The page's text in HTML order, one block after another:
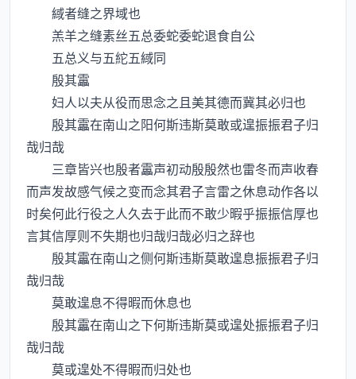
緎者缝之界域也
羔羊之缝素丝五总委蛇委蛇退食自公
五总义与五紽五緎同
殷其靁
妇人以夫从役而思念之且美其德而冀其必归也
殷其靁在南山之阳何斯违斯莫敢或遑振振君子归
哉归哉
三章皆兴也殷者靁声初动殷殷然也雷冬而声收春
而声发故感气候之变而念其君子言雷之休息动作各以
时矣何此行役之人久去于此而不敢少暇乎振振信厚也
言其信厚则不失期也归哉归哉必归之辞也
殷其靁在南山之侧何斯违斯莫敢遑息振振君子归
哉归哉
莫敢遑息不得暇而休息也
殷其靁在南山之下何斯违斯莫或遑处振振君子归
哉归哉
莫或遑处不得暇而归处也